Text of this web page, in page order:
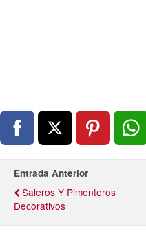
Entrada Anterior
Saleros Y Pimenteros
Decorativos